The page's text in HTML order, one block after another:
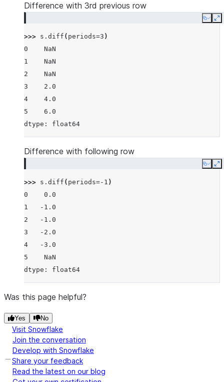
Difference with 3rd previous row
Copy
>>> s . diff ( periods=3 )
0    NaN
1    NaN
2    NaN
3    2.0
4    4.0
5    6.0
dtype: float64
Difference with following row
Copy
>>> s . diff ( periods=- 1 )
0    0.0
1   -1.0
2   -1.0
3   -2.0
4   -3.0
5    NaN
dtype: float64
Was this page helpful?
Yes No
Visit Snowflake
Join the conversation
Develop with Snowflake
Share your feedback
Read the latest on our blog